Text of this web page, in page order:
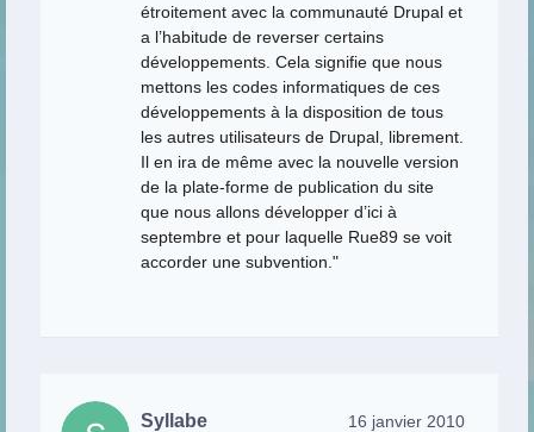
étroitement avec la communauté Drupal et
a l’habitude de reverser certains
développements. Cela signifie que nous
mettons les codes informatiques de ces
développements à la disposition de tous
les autres utilisateurs de Drupal, librement.
Il en ira de même avec la nouvelle version
de la plate-forme de publication du site
que nous allons développer d’ici à
septembre et pour laquelle Rue89 se voit
accorder une subvention."
Syllabe 16 janvier 2010